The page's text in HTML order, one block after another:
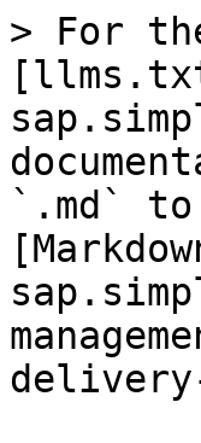
> For
`.md`